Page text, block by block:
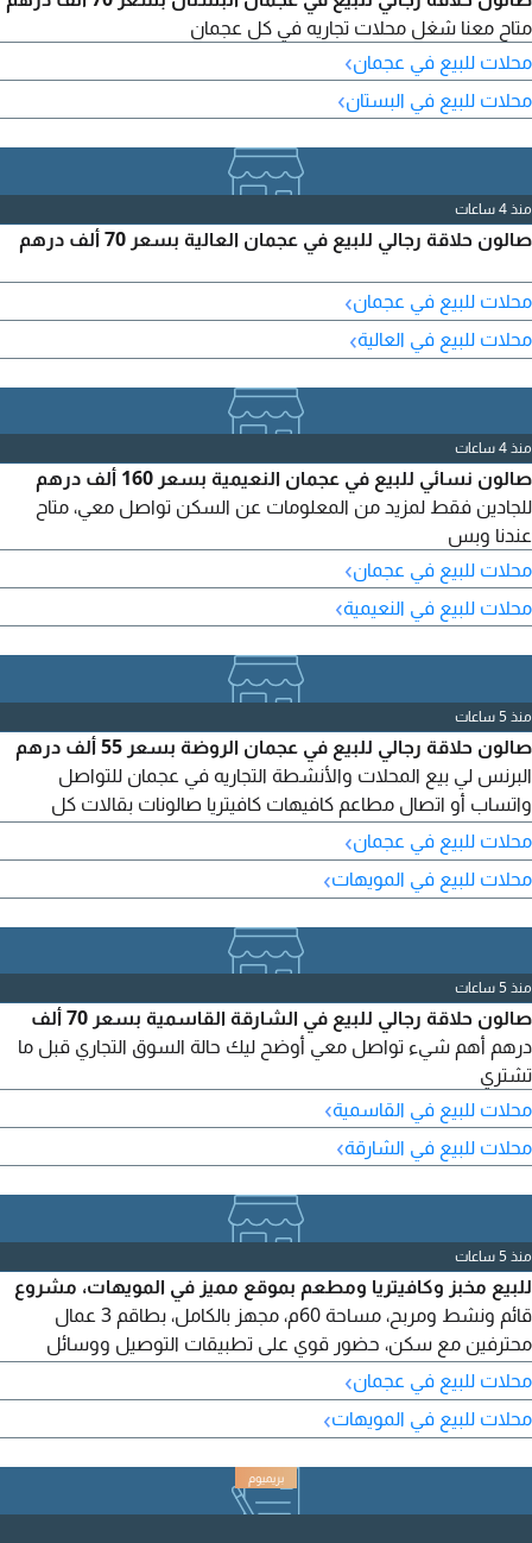
متاح معنا شغل محلات تجاريه في كل عجمان
محلات للبيع في عجمان›
محلات للبيع في البستان›
منذ 4 ساعات
صالون حلاقة رجالي للبيع في عجمان العالية بسعر 70 ألف درهم
محلات للبيع في عجمان›
محلات للبيع في العالية›
منذ 4 ساعات
صالون نسائي للبيع في عجمان النعيمية بسعر 160 ألف درهم
للجادين فقط لمزيد من المعلومات عن السكن تواصل معي، متاح
عندنا وبس
محلات للبيع في عجمان›
محلات للبيع في النعيمية›
منذ 5 ساعات
صالون حلاقة رجالي للبيع في عجمان الروضة بسعر 55 ألف درهم
البرنس لي بيع المحلات والأنشطة التجاريه في عجمان للتواصل
واتساب أو اتصال مطاعم كافيهات كافيتريا صالونات بقالات كل
مناطق عجمان نعيميات راشديات كورنيش جرف روضة المويهات
لكافة الاستفسارات تواصل معي
محلات للبيع في عجمان›
محلات للبيع في المويهات›
منذ 5 ساعات
صالون حلاقة رجالي للبيع في الشارقة القاسمية بسعر 70 ألف
درهم أهم شيء تواصل معي أوضح ليك حالة السوق التجاري قبل ما
تشتري
محلات للبيع في القاسمية›
محلات للبيع في الشارقة›
منذ 5 ساعات
للبيع مخبز وكافيتريا ومطعم بموقع مميز في المويهات، مشروع
قائم ونشط ومربح، مساحة 60م، مجهز بالكامل، بطاقم 3 عمال
محترفين مع سكن، حضور قوي على تطبيقات التوصيل ووسائل
التواصل، قاعدة عملاء ثابتة، تراخيص سارية، موردون ثابتون ومطبخ
متكامل. سعر البيع 60000 درهم. سبب البيع التفرغ
محلات للبيع في عجمان›
محلات للبيع في المويهات›